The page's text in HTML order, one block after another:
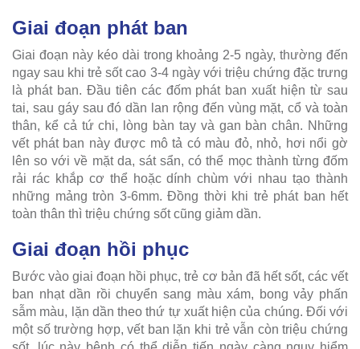
Giai đoạn phát ban
Giai đoạn này kéo dài trong khoảng 2-5 ngày, thường đến
ngay sau khi trẻ sốt cao 3-4 ngày với triệu chứng đặc trưng
là phát ban. Đầu tiên các đốm phát ban xuất hiện từ sau
tai, sau gáy sau đó dần lan rộng đến vùng mặt, cổ và toàn
thân, kể cả tứ chi, lòng bàn tay và gan bàn chân. Những
vết phát ban này được mô tả có màu đỏ, nhỏ, hơi nổi gờ
lên so với về mặt da, sát sẩn, có thể mọc thành từng đốm
rải rác khắp cơ thể hoặc dính chùm với nhau tạo thành
những mảng tròn 3-6mm. Đồng thời khi trẻ phát ban hết
toàn thân thì triệu chứng sốt cũng giảm dần.
Giai đoạn hồi phục
Bước vào giai đoạn hồi phục, trẻ cơ bản đã hết sốt, các vết
ban nhạt dần rồi chuyển sang màu xám, bong vảy phấn
sẫm màu, lặn dần theo thứ tự xuất hiện của chúng. Đối với
một số trường hợp, vết ban lặn khi trẻ vẫn còn triệu chứng